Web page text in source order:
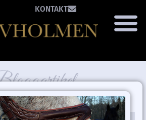
KONTAKT